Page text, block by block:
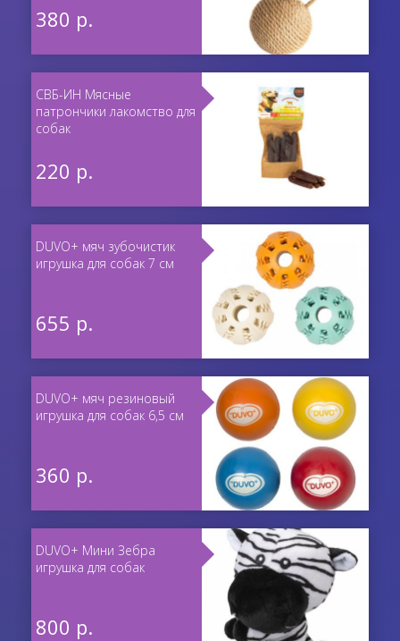
380 р.
СВБ-ИН Мясные
патрончики лакомство для
собак
220 р.
DUVO+ мяч зубочистик
игрушка для собак 7 см
655 р.
DUVO+ мяч резиновый
игрушка для собак 6,5 см
360 р.
DUVO+ Мини Зебра
игрушка для собак
800 р.